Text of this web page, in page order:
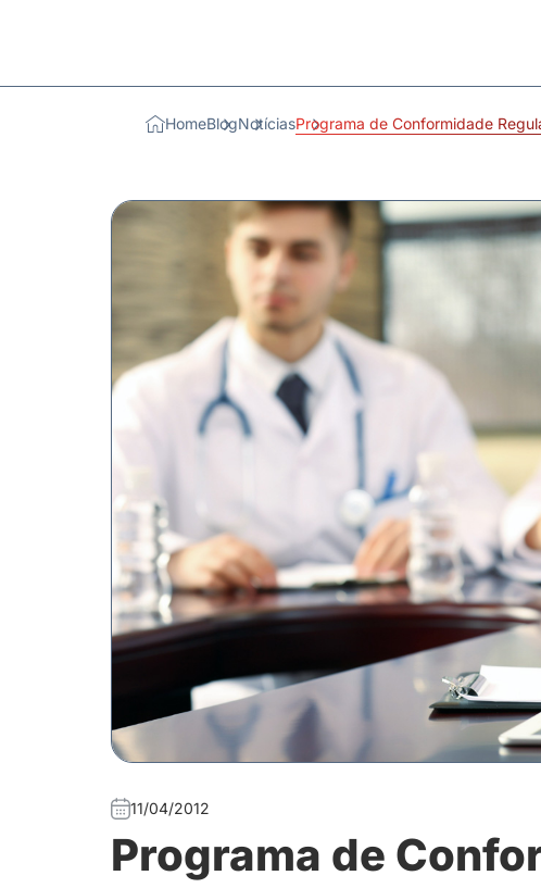
HomeBlogNotíciasPrograma de Conformidade
11/04/2012
Programa de